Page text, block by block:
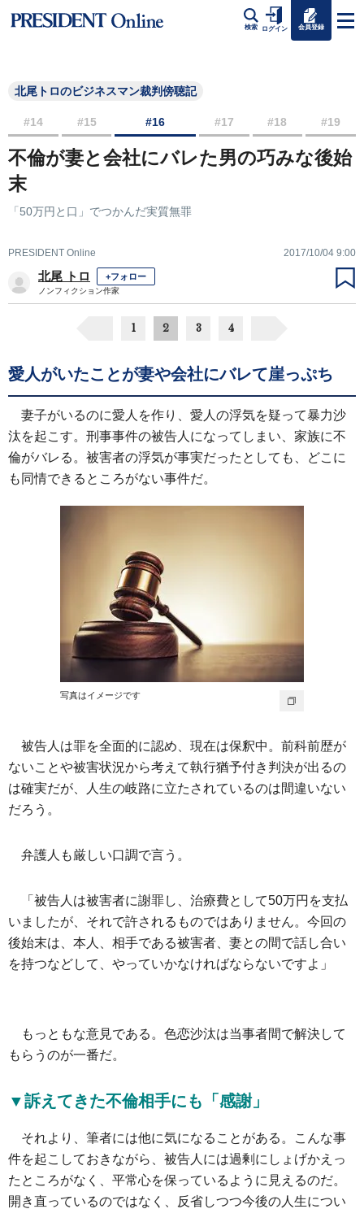
検索 ログイン 会員登録
北尾トロのビジネスマン裁判傍聴記
#14 #15 #16 #17 #18 #19
不倫が妻と会社にバレた男の巧みな後始
末
「50万円と口」でつかんだ実質無罪
PRESIDENT Online 2017/10/04 9:00
北尾 トロ +フォロー
ノンフィクション作家
1 2 3 4
愛人がいたことが妻や会社にバレて崖っぷち
妻子がいるのに愛人を作り、愛人の浮気を疑って暴力沙
汰を起こす。刑事事件の被告人になってしまい、家族に不
倫がバレる。被害者の浮気が事実だったとしても、どこに
も同情できるところがない事件だ。
写真はイメージです
被告人は罪を全面的に認め、現在は保釈中。前科前歴が
ないことや被害状況から考えて執行猶予付き判決が出るの
は確実だが、人生の岐路に立たされているのは間違いない
だろう。
弁護人も厳しい口調で言う。
「被告人は被害者に謝罪し、治療費として50万円を支払
いましたが、それで許されるものではありません。今回の
後始末は、本人、相手である被害者、妻との間で話し合い
を持つなどして、やっていかなければならないですよ」
もっともな意見である。色恋沙汰は当事者間で解決して
もらうのが一番だ。
▼訴えてきた不倫相手にも「感謝」
それより、筆者には他に気になることがある。こんな事
件を起こしておきながら、被告人には過剰にしょげかえっ
たところがなく、平常心を保っているように見えるのだ。
開き直っているのではなく、反省しつつ今後の人生につい